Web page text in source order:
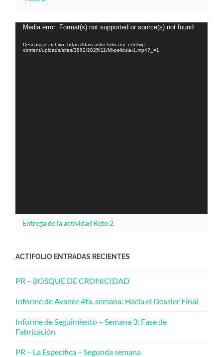
Reproductor
vídeo
Media error: Format(s) not supported or source(s) not found
Descargar archivo: https://davcastro.folio.uoc.edu/wp-
content/uploads/sites/3862/2025/11/Mi-pelicula-1.mp4?_=1
Entrega de la actividad Reto 2
ACTIFOLIO ENTRADAS RECIENTES
PR – BOSQUE DE CRONICIDAD
Informe de Avance 4ta. semana: Hacia el Dossier Final
Informe de Seguimiento – Semana 3: Fase de
Fabricación
PR – La Específica – Segunda semana